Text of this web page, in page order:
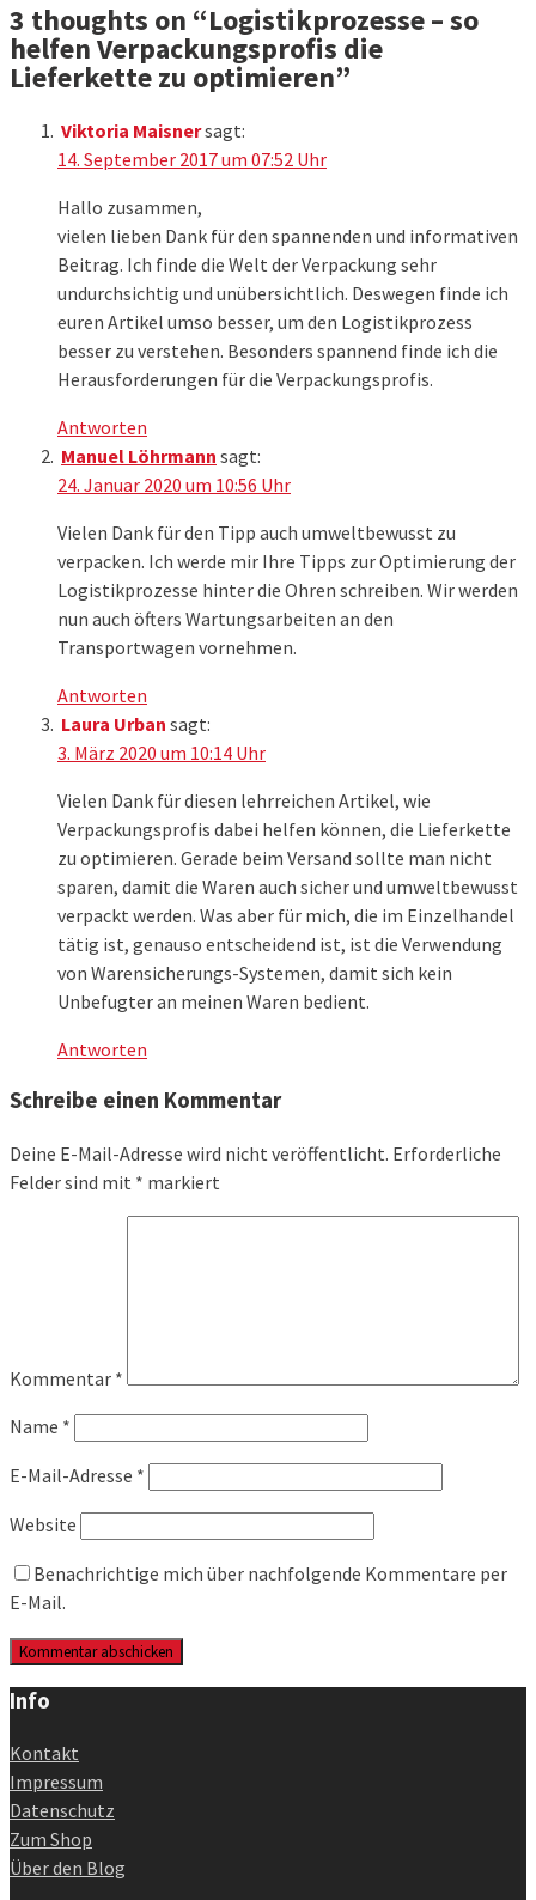
3 thoughts on “Logistikprozesse – so
helfen Verpackungsprofis die
Lieferkette zu optimieren”
Viktoria Maisnersagt:
14. September 2017 um 07:52 Uhr
Hallo zusammen,
vielen lieben Dank für den spannenden und informativen
Beitrag. Ich finde die Welt der Verpackung sehr
undurchsichtig und unübersichtlich. Deswegen finde ich
euren Artikel umso besser, um den Logistikprozess
besser zu verstehen. Besonders spannend finde ich die
Herausforderungen für die Verpackungsprofis.
Antworten
Manuel Löhrmann sagt:
24. Januar 2020 um 10:56 Uhr
Vielen Dank für den Tipp auch umweltbewusst zu
verpacken. Ich werde mir Ihre Tipps zur Optimierung der
Logistikprozesse hinter die Ohren schreiben. Wir werden
nun auch öfters Wartungsarbeiten an den
Transportwagen vornehmen.
Antworten
Laura Urban sagt:
3. März 2020 um 10:14 Uhr
Vielen Dank für diesen lehrreichen Artikel, wie
Verpackungsprofis dabei helfen können, die Lieferkette
zu optimieren. Gerade beim Versand sollte man nicht
sparen, damit die Waren auch sicher und umweltbewusst
verpackt werden. Was aber für mich, die im Einzelhandel
tätig ist, genauso entscheidend ist, ist die Verwendung
von Warensicherungs-Systemen, damit sich kein
Unbefugter an meinen Waren bedient.
Antworten
Schreibe einen Kommentar
Deine E-Mail-Adresse wird nicht veröffentlicht. Erforderliche
Felder sind mit * markiert
Kommentar *
Name *
E-Mail-Adresse *
Website
Benachrichtige mich über nachfolgende Kommentare per
E-Mail.
Info
Kontakt
Impressum
Datenschutz
Zum Shop
Über den Blog